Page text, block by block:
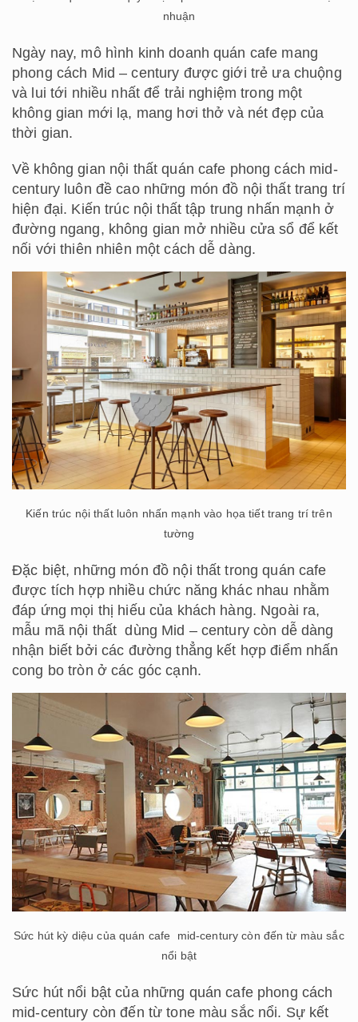
nhuận
Ngày nay, mô hình kinh doanh quán cafe mang
phong cách Mid – century được giới trẻ ưa chuộng
và lui tới nhiều nhất để trải nghiệm trong một
không gian mới lạ, mang hơi thở và nét đẹp của
thời gian.
Về không gian nội thất quán cafe phong cách mid-
century luôn đề cao những món đồ nội thất trang trí
hiện đại. Kiến trúc nội thất tập trung nhấn mạnh ở
đường ngang, không gian mở nhiều cửa sổ để kết
nối với thiên nhiên một cách dễ dàng.
Kiến trúc nội thất luôn nhấn mạnh vào họa tiết trang trí trên
tường
Đặc biệt, những món đồ nội thất trong quán cafe
được tích hợp nhiều chức năng khác nhau nhằm
đáp ứng mọi thị hiếu của khách hàng. Ngoài ra,
mẫu mã nội thất dùng Mid – century còn dễ dàng
nhận biết bởi các đường thẳng kết hợp điểm nhấn
cong bo tròn ở các góc cạnh.
Sức hút kỳ diệu của quán cafe mid-century còn đến từ màu sắc
nổi bật
Sức hút nổi bật của những quán cafe phong cách
mid-century còn đến từ tone màu sắc nổi. Sự kết